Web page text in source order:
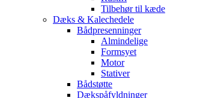
Tilbehør til kæde
Dæks & Kalechedele
Bådpresenninger
Almindelige
Formsyet
Motor
Stativer
Bådstøtte
Dækspåfyldninger